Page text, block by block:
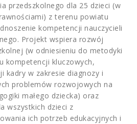
przedszkolnego dla 25 dzieci (w
z terenu powiatu
kompetencji nauczycieli
Projekt wspiera rozwój
(w odniesieniu do metodyki
kompetencji kluczowych,
kadry w zakresie diagnozy i
problemów rozwojowych na
małego dziecka) oraz
wszystkich dzieci z
ich potrzeb edukacyjnych i